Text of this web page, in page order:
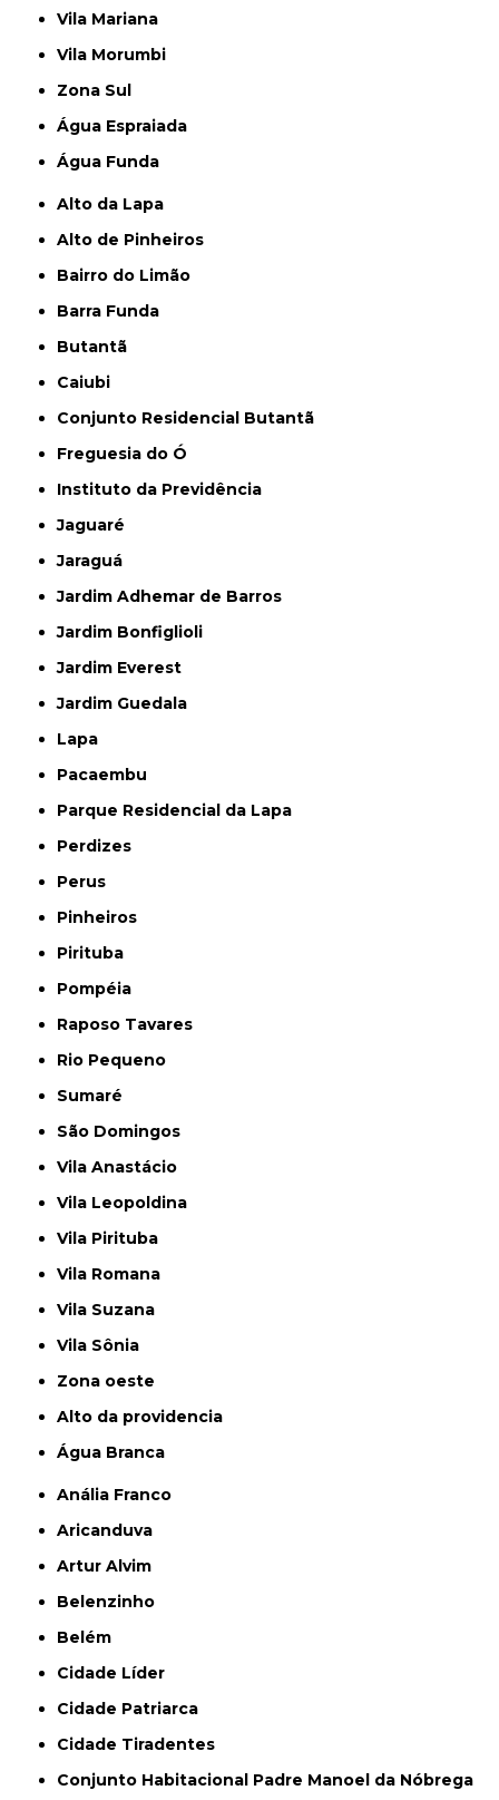
Vila Mariana
Vila Morumbi
Zona Sul
Água Espraiada
Água Funda
Alto da Lapa
Alto de Pinheiros
Bairro do Limão
Barra Funda
Butantã
Caiubi
Conjunto Residencial Butantã
Freguesia do Ó
Instituto da Previdência
Jaguaré
Jaraguá
Jardim Adhemar de Barros
Jardim Bonfiglioli
Jardim Everest
Jardim Guedala
Lapa
Pacaembu
Parque Residencial da Lapa
Perdizes
Perus
Pinheiros
Pirituba
Pompéia
Raposo Tavares
Rio Pequeno
Sumaré
São Domingos
Vila Anastácio
Vila Leopoldina
Vila Pirituba
Vila Romana
Vila Suzana
Vila Sônia
Zona oeste
alto da providencia
Água Branca
Anália Franco
Aricanduva
Artur Alvim
Belenzinho
Belém
Cidade Líder
Cidade Patriarca
Cidade Tiradentes
Conjunto Habitacional Padre Manoel da Nóbrega